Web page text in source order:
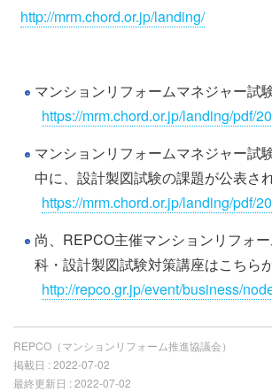
http://mrm.chord.or.jp/landing/
マンションリフォームマネジャー
https://mrm.chord.or.jp/landing/pdf/
マンションリフォームマネジャー試
中に、設計製図試験の課題が公表さ
https://mrm.chord.or.jp/landing/pdf/
尚、REPCO主催マンションリフォ
科・設計製図試験対策講座はこちら
http://repco.gr.jp/event/business/
REPCO（マンションリフォーム推進協議会）
掲載日 :2022-07-02
最終更新日 :2022-07-02